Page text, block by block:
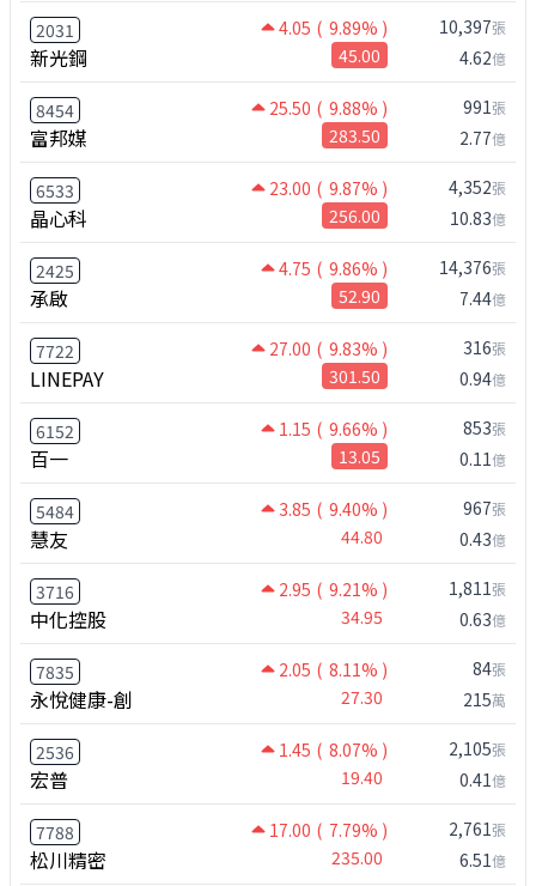
2031 4.05 ( 9.89% )
新光鋼 45.00
10,397張
4.62億
8454 25.50 ( 9.88% )
富邦媒 283.50
991張
2.77億
6533 23.00 ( 9.87% )
晶心科 256.00
4,352張
10.83億
2425 4.75 ( 9.86% )
承啟 52.90
14,376張
7.44億
7722 27.00 ( 9.83% )
LINEPAY 301.50
316張
0.94億
6152 1.15 ( 9.66% )
百一 13.05
853張
0.11億
5484 3.85 ( 9.40% )
慧友 44.80
967張
0.43億
3716 2.95 ( 9.21% )
中化控股 34.95
1,811張
0.63億
7835 2.05 ( 8.11% )
永悅健康-創 27.30
84張
215萬
2536 1.45 ( 8.07% )
宏普 19.40
2,105張
0.41億
7788 17.00 ( 7.79% )
松川精密 235.00
2,761張
6.51億